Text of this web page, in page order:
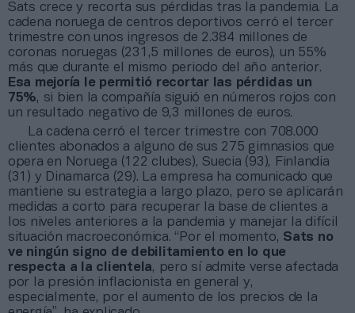
Sats crece y recorta sus pérdidas tras la pandemia. La
cadena noruega de centros deportivos cerró el tercer
trimestre con unos ingresos de 2.384 millones de
coronas noruegas (231,5 millones de euros), un 55%
más que durante el mismo periodo del año anterior.
Esa mejoría le permitió recortar las pérdidas un
75%, si bien la compañía siguió en números rojos con
un resultado negativo de 9,3 millones de euros.
La cadena cerró el tercer trimestre con 708.000
clientes abonados a alguno de sus 275 gimnasios que
opera en Noruega (122 clubes), Suecia (93), Finlandia
(31) y Dinamarca (29). La empresa ha comunicado que
mantiene su estrategia a largo plazo, pero se aplicarán
medidas a corto para recuperar la base de clientes a
los niveles anteriores a la pandemia y manejar la difícil
situación macroeconómica. “Por el momento, Sats no
ve ningún signo de debilitamiento en lo que
respecta a la clientela, pero sí admite verse afectada
por la presión inflacionista en general y,
especialmente, por el aumento de los precios de la